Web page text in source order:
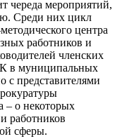
череда мероприятий,
Среди них цикл
центра
работников и
членских
в муниципальных
с представителями
– о некоторых
работников
сферы.